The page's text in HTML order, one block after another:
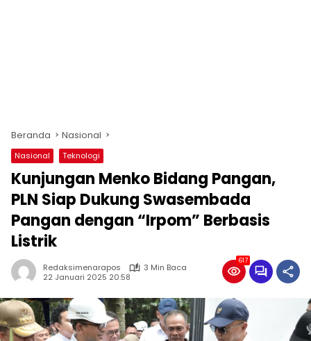
Beranda Nasional
Nasional Teknologi
Kunjungan Menko Bidang Pangan,
PLN Siap Dukung Swasembada
Pangan dengan “Irpom” Berbasis
Listrik
Redaksimenarapos
3 Min Baca
22 Januari 2025 20:58
617